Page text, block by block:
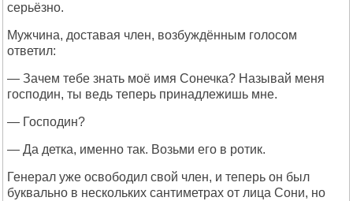
серьёзно.
Мужчина, доставая член, возбуждённым голосом
ответил:
— Зачем тебе знать моё имя Сонечка? Называй меня
господин, ты ведь теперь принадлежишь мне.
— Господин?
— Да детка, именно так. Возьми его в ротик.
Генерал уже освободил свой член, и теперь он был
буквально в нескольких сантиметрах от лица Сони, но